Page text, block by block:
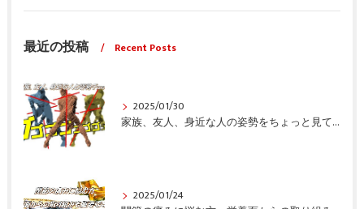
最近の投稿 Recent Posts
2025/01/30
家族、友人、身近な人の姿勢をちょっと見てみませんか？
2025/01/24